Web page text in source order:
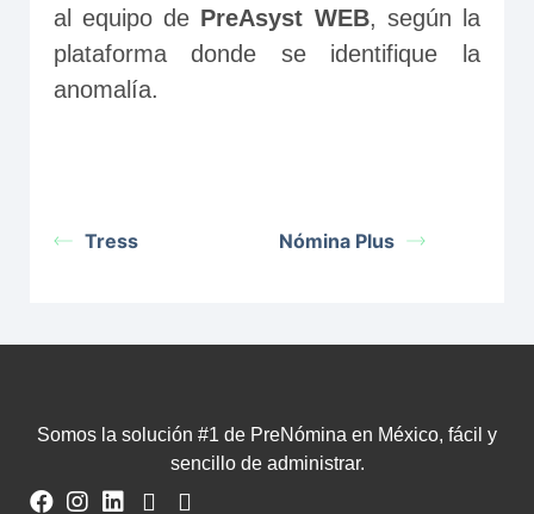
al equipo de PreAsyst WEB, según la
plataforma donde se identifique la
anomalía.
Tress Nómina Plus
Somos la solución #1 de PreNómina en México, fácil y
sencillo de administrar.